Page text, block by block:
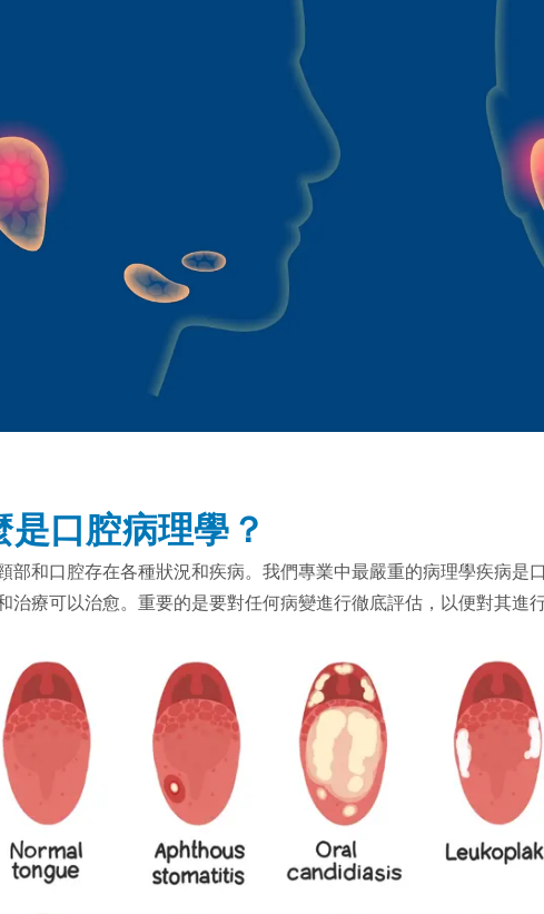
是口腔病理學？
部和口腔存在各種狀況和疾病。我們專業中最嚴重的病理學疾病是
治療可以治愈。重要的是要對任何病變進行徹底評估，以便對其進行